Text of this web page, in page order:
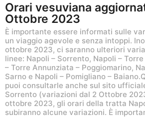
Orari vesuviana
Ottobre 2023
È importante essere informati sulle
un viaggio agevole e senza intoppi.
ottobre 2023, ci saranno ulteriori
linee: Napoli – Sorrento, Napoli –
– Torre Annunziata – Poggiomarino,
Sarno e Napoli – Pomigliano –
puoi consultarle anche sul sito
Sorrento (variazioni dal 2 Ottobre
ottobre 2023, gli orari della tratta
subiranno alcune variazioni. È